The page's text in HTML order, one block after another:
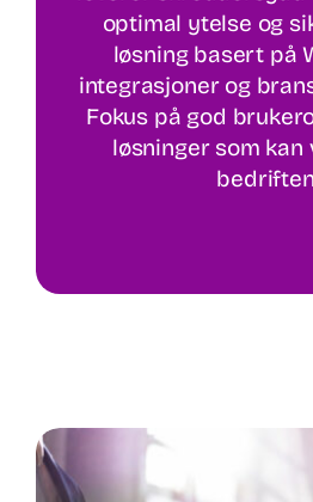
optimal ytelse og
løsning basert på
integrasjoner og
Fokus på god
løsninger som kan